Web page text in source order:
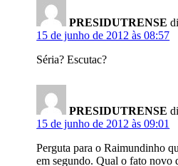
PRESIDUTRENSE
15 de junho de 2012 às 08:57
Séria? Escutac?
PRESIDUTRENSE
15 de junho de 2012 às 09:01
Perguta para o Raimundinho
em segundo. Qual o fato novo